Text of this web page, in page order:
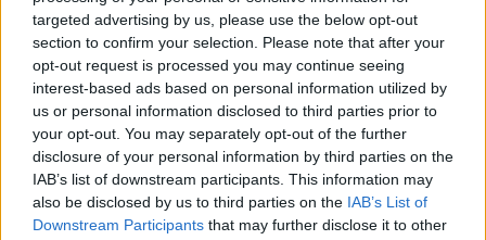
targeted advertising by us, please use the below opt-out
section to confirm your selection. Please note that after your
opt-out request is processed you may continue seeing
interest-based ads based on personal information utilized by
us or personal information disclosed to third parties prior to
your opt-out. You may separately opt-out of the further
disclosure of your personal information by third parties on the
IAB’s list of downstream participants. This information may
also be disclosed by us to third parties on the IAB’s List of
Downstream Participants that may further disclose it to other
HÍRLEVÉL
Név
E-mail cím